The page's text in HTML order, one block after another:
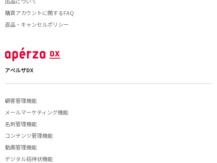
購買アカウントに関するFAQ
返品・キャンセルポリシー
アペルザDX
顧客管理機能
メールマーケティング機能
名刺管理機能
コンテンツ管理機能
動画管理機能
デジタル招待状機能